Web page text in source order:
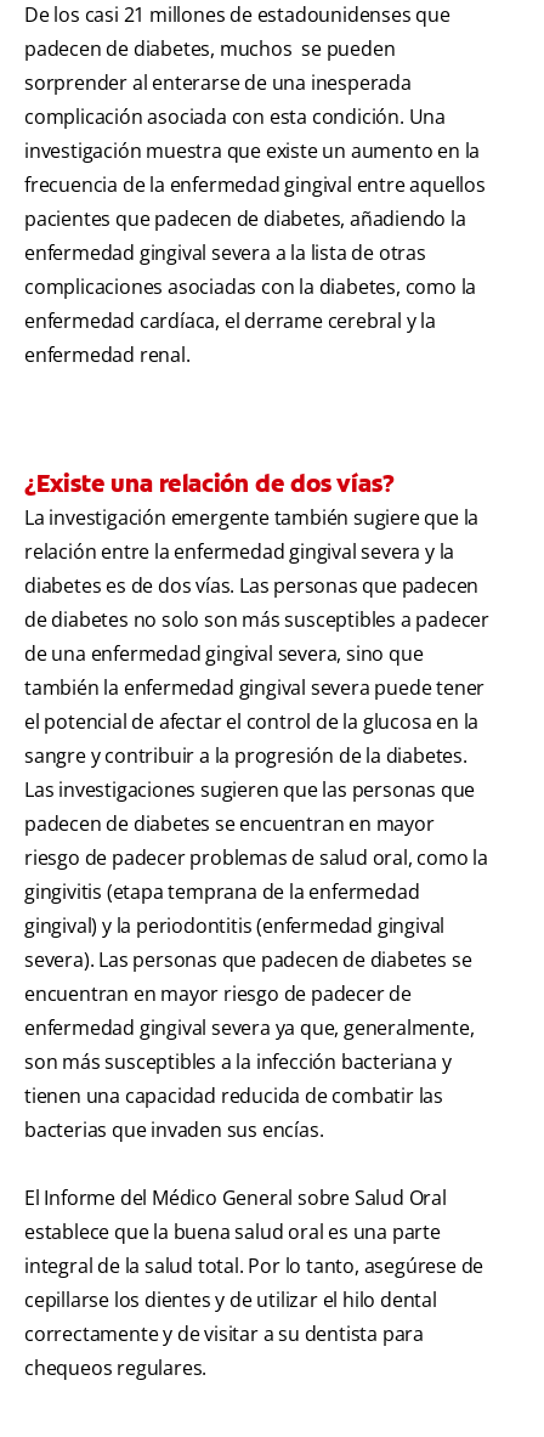
De los casi 21 millones de estadounidenses que
padecen de diabetes, muchos se pueden
sorprender al enterarse de una inesperada
complicación asociada con esta condición. Una
investigación muestra que existe un aumento en la
frecuencia de la enfermedad gingival entre aquellos
pacientes que padecen de diabetes, añadiendo la
enfermedad gingival severa a la lista de otras
complicaciones asociadas con la diabetes, como la
enfermedad cardíaca, el derrame cerebral y la
enfermedad renal.
¿Existe una relación de dos vías?
La investigación emergente también sugiere que la
relación entre la enfermedad gingival severa y la
diabetes es de dos vías. Las personas que padecen
de diabetes no solo son más susceptibles a padecer
de una enfermedad gingival severa, sino que
también la enfermedad gingival severa puede tener
el potencial de afectar el control de la glucosa en la
sangre y contribuir a la progresión de la diabetes.
Las investigaciones sugieren que las personas que
padecen de diabetes se encuentran en mayor
riesgo de padecer problemas de salud oral, como la
gingivitis (etapa temprana de la enfermedad
gingival) y la periodontitis (enfermedad gingival
severa). Las personas que padecen de diabetes se
encuentran en mayor riesgo de padecer de
enfermedad gingival severa ya que, generalmente,
son más susceptibles a la infección bacteriana y
tienen una capacidad reducida de combatir las
bacterias que invaden sus encías.
El Informe del Médico General sobre Salud Oral
establece que la buena salud oral es una parte
integral de la salud total. Por lo tanto, asegúrese de
cepillarse los dientes y de utilizar el hilo dental
correctamente y de visitar a su dentista para
chequeos regulares.